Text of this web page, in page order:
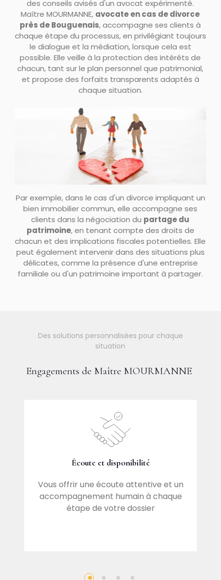
des conseils avisés d'un avocat expérimenté.
Maître MOURMANNE, avocate en cas de divorce
près de Bouguenais, accompagne ses clients à
chaque étape du processus, en privilégiant toujours
le dialogue et la médiation, lorsque cela est
possible. Elle veille à la protection des intérêts de
chacun, tant sur le plan personnel que patrimonial,
et propose des forfaits transparents adaptés à
chaque situation.
Par exemple, dans le cas d'un divorce impliquant un
bien immobilier commun, elle accompagne ses
clients dans la négociation du partage du
patrimoine, en tenant compte des droits de
chacun et des implications fiscales potentielles. Elle
peut également intervenir dans des situations plus
délicates, comme la présence d'une entreprise
familiale ou d'un patrimoine important à partager.
Des solutions personnalisées pour chaque
situation
Engagements de Maître MOURMANNE
Écoute et disponibilité
Vous offrir une écoute attentive et un
accompagnement humain à chaque
étape de votre dossier